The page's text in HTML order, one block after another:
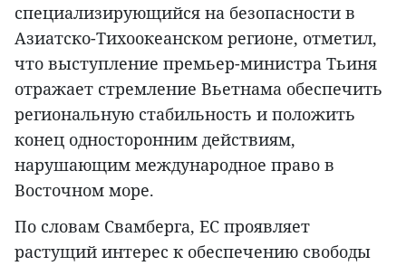
специализирующийся на безопасности в
Азиатско-Тихоокеанском регионе, отметил,
что выступление премьер-министра Тьиня
отражает стремление Вьетнама обеспечить
региональную стабильность и положить
конец односторонним действиям,
нарушающим международное право в
Восточном море.
По словам Свамберга, ЕС проявляет
растущий интерес к обеспечению свободы